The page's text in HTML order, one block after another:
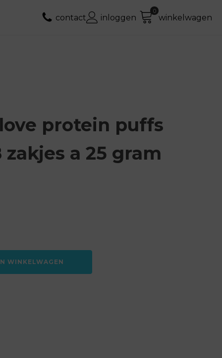
contact inloggen winkelwagen
protein puffs
a 25 gram
WINKELWAGEN